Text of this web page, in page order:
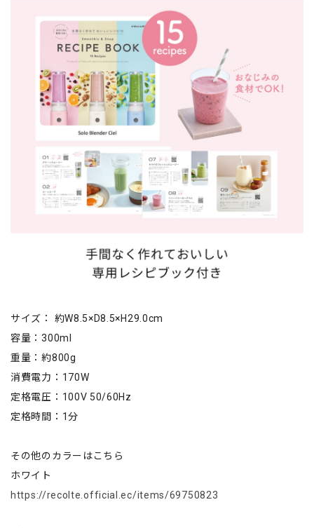
サイズ： 約W8.5×D8.5×H29.0cm
容量：300ml
重量：約800g
消費電力：170W
定格電圧：100V 50/60Hz
定格時間：1分
その他のカラーはこちら
ホワイト
https://recolte.official.ec/items/69750823